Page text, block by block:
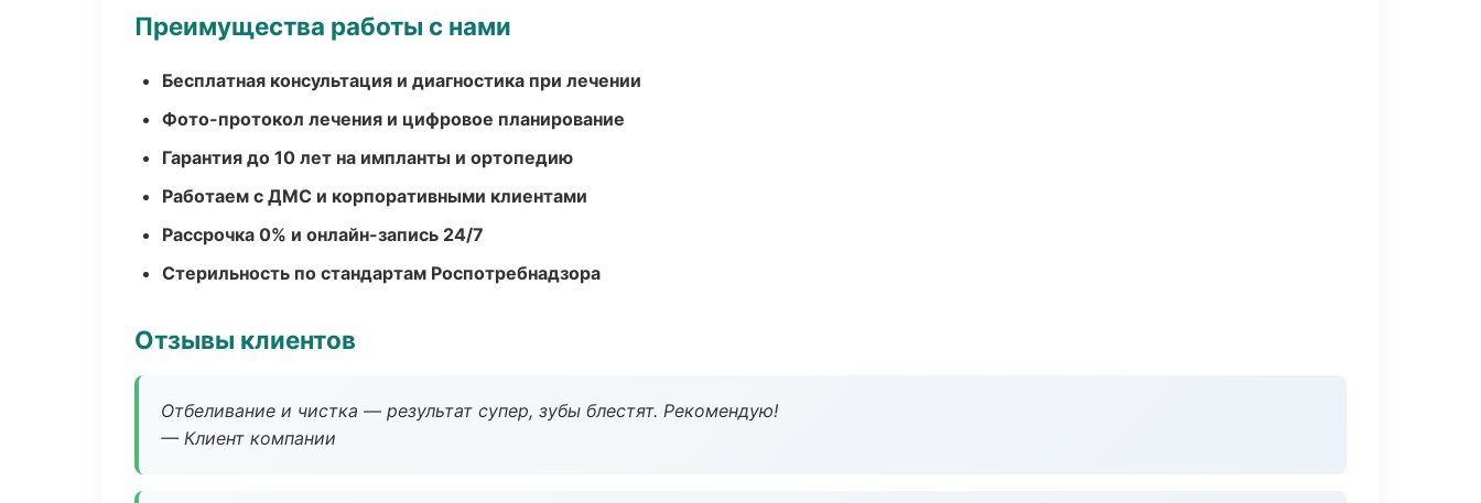
Преимущества работы с нами
Бесплатная консультация и диагностика при лечении
Фото-протокол лечения и цифровое планирование
Гарантия до 10 лет на импланты и ортопедию
Работаем с ДМС и корпоративными клиентами
Рассрочка 0% и онлайн-запись 24/7
Стерильность по стандартам Роспотребнадзора
Отзывы клиентов
Отбеливание и чистка — результат супер, зубы блестят. Рекомендую!
— Клиент компании